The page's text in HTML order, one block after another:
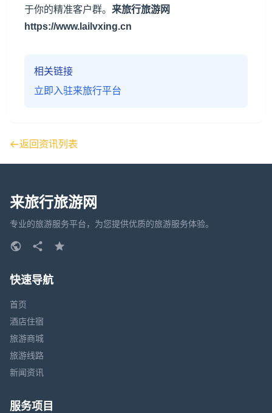
于你的精准客户群。 来旅行旅游网
https://www.lailvxing.cn
相关链接
立即入驻来旅行平台
返回资讯列表
来旅行旅游网
专业的旅游服务平台，为您提供优质的旅游服务体验。
快速导航
首页
酒店住宿
旅游商城
旅游线路
新闻资讯
服务项目